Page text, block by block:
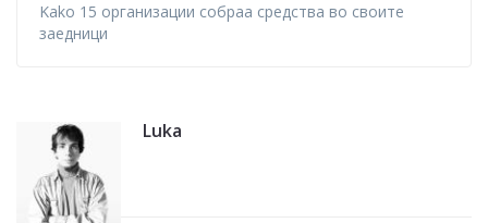
Kako 15 организации собраа средства во своите
заедници
Luka